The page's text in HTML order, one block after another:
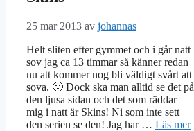
25 mar 2013 av johannas
Helt sliten efter gymmet och i går natt
sov jag ca 13 timmar så känner redan
nu att kommer nog bli väldigt svårt att
sova. 🙁 Dock ska man alltid se det på
den ljusa sidan och det som räddar
mig i natt är Skins! Ni som inte sett
den serien se den! Jag har … Läs mer